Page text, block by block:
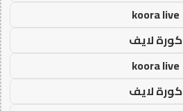
koora live
كورة لايف
koora live
كورة لايف